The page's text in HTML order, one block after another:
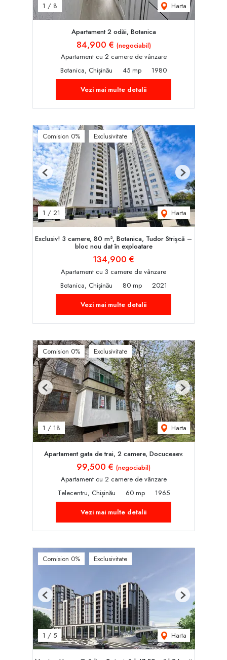
1 / 8 Harta
Apartament 2 odăi, Botanica
84,900 € (negociabil)
Apartament cu 2 camere de vânzare
Botanica, Chișinău
45 mp
1980
Vezi mai multe detalii
Comision 0% Exclusivitate
1 / 21 Harta
Previous Next
Exclusiv! 3 camere, 80 m², Botanica, Tudor Strișcă –
bloc nou dat în exploatare
134,900 €
Apartament cu 3 camere de vânzare
Botanica, Chișinău
80 mp
2021
Vezi mai multe detalii
Comision 0% Exclusivitate
1 / 18 Harta
Previous Next
Apartament gata de trai, 2 camere, Docuceaev.
99,500 € (negociabil)
Apartament cu 2 camere de vânzare
Telecentru, Chișinău
60 mp
1965
Vezi mai multe detalii
Comision 0% Exclusivitate
1 / 5 Harta
Previous Next